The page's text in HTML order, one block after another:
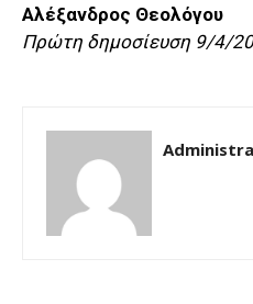
Αλέξανδρος Θεολόγου
Πρώτη δημοσίευση 9/4/